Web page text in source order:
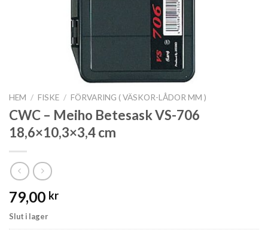
HEM / FISKE / FÖRVARING ( VÄSKOR-LÅDOR MM )
CWC – Meiho Betesask VS-706
18,6×10,3×3,4 cm
79,00 kr
Slut i lager